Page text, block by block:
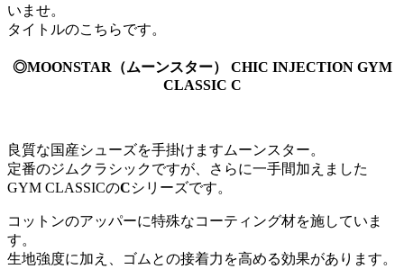
いませ。
タイトルのこちらです。
◎MOONSTAR（ムーンスター） CHIC INJECTION GYM
CLASSIC C
良質な国産シューズを手掛けますムーンスター。
定番のジムクラシックですが、さらに一手間加えました
GYM CLASSICのCシリーズです。
コットンのアッパーに特殊なコーティング材を施していま
す。
生地強度に加え、ゴムとの接着力を高める効果があります。